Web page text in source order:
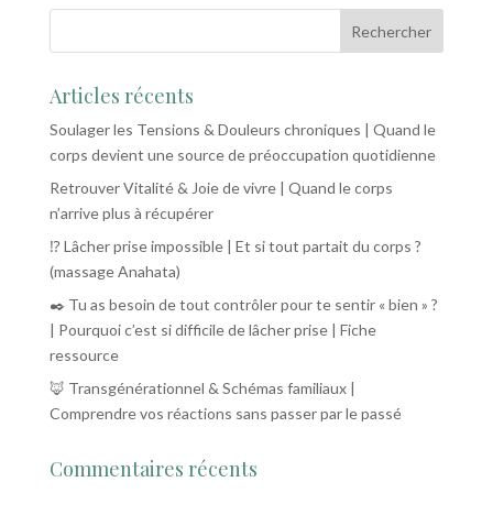
Articles récents
Soulager les Tensions & Douleurs chroniques | Quand le
corps devient une source de préoccupation quotidienne
Retrouver Vitalité & Joie de vivre | Quand le corps
n’arrive plus à récupérer
⁉️ Lâcher prise impossible | Et si tout partait du corps ?
(massage Anahata)
✒️ Tu as besoin de tout contrôler pour te sentir « bien » ?
| Pourquoi c’est si difficile de lâcher prise | Fiche
ressource
🦊 Transgénérationnel & Schémas familiaux |
Comprendre vos réactions sans passer par le passé
Commentaires récents